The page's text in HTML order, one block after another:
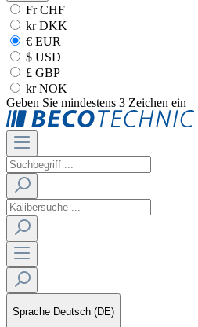
Fr CHF
kr DKK
€ EUR
$ USD
£ GBP
kr NOK
Geben Sie mindestens 3 Zeichen ein
Sprache Deutsch (DE)